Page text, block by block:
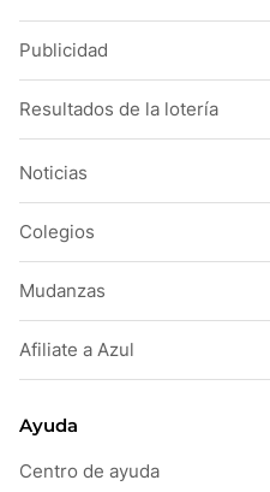
Publicidad
Resultados de la lotería
Noticias
Colegios
Mudanzas
Afiliate a Azul
Ayuda
Centro de ayuda